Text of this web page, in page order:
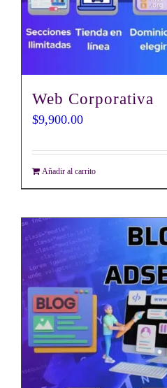
Web Corporativa
$9,900.00
Añadir al carrito